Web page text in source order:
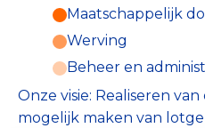
Maatschappelijk
Werving
Beheer en
Onze visie: Realiseren
mogelijk maken van